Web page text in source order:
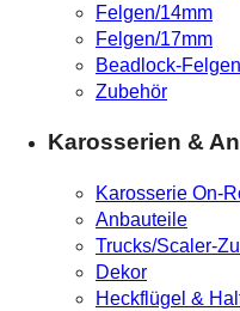
Felgen/14mm
Felgen/17mm
Beadlock-Felgen
Zubehör
Karosserien &
Karosserie On-
Anbauteile
Trucks/Scaler-
Dekor
Heckflügel &